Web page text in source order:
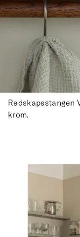
Redskapsstangen
krom.